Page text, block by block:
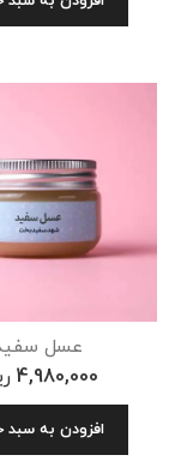
عسل
4,980,000
افزودن به سبد